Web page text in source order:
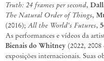
Truth: 24 frames per second,
The Natural Order of Things,
(2016);All the World's Futures,
As performances e vídeos da
Bienais do Whitney (2022, 2008
exposições internacionais. Suas